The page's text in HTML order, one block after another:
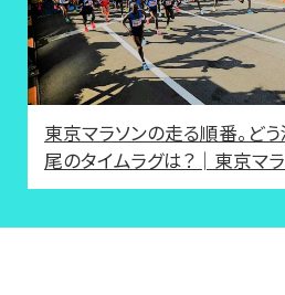
東京マラソンの走る順番。ど
尾のタイムラグは？│東京マ